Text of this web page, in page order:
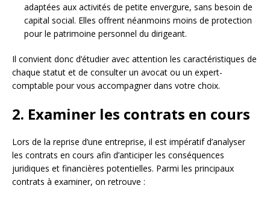
adaptées aux activités de petite envergure, sans besoin de
capital social. Elles offrent néanmoins moins de protection
pour le patrimoine personnel du dirigeant.
Il convient donc d’étudier avec attention les caractéristiques de
chaque statut et de consulter un avocat ou un expert-
comptable pour vous accompagner dans votre choix.
2. Examiner les contrats en cours
Lors de la reprise d’une entreprise, il est impératif d’analyser
les contrats en cours afin d’anticiper les conséquences
juridiques et financières potentielles. Parmi les principaux
contrats à examiner, on retrouve :